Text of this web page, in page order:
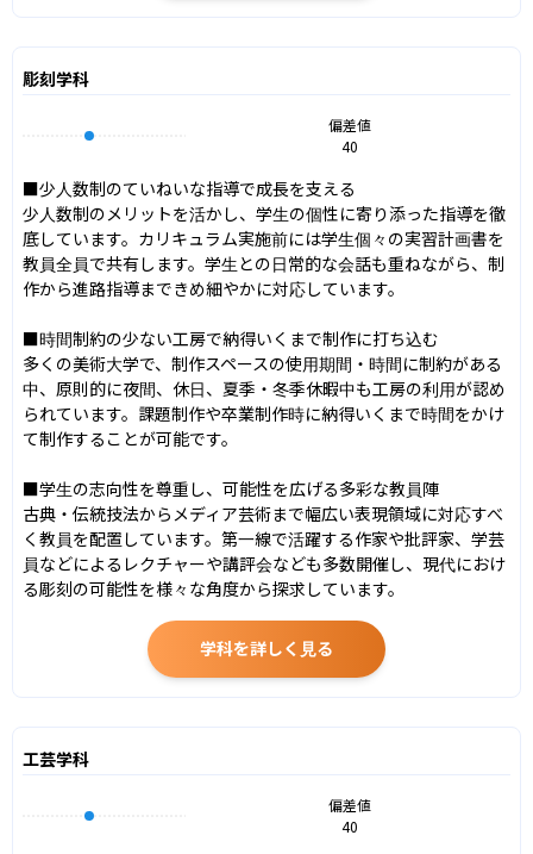
彫刻学科
偏差値
40
■少人数制のていねいな指導で成長を支える
少人数制のメリットを活かし、学生の個性に寄り添った指導を徹
底しています。カリキュラム実施前には学生個々の実習計画書を
教員全員で共有します。学生との日常的な会話も重ねながら、制
作から進路指導まできめ細やかに対応しています。
■時間制約の少ない工房で納得いくまで制作に打ち込む
多くの美術大学で、制作スペースの使用期間・時間に制約がある
中、原則的に夜間、休日、夏季・冬季休暇中も工房の利用が認め
られています。課題制作や卒業制作時に納得いくまで時間をかけ
て制作することが可能です。
■学生の志向性を尊重し、可能性を広げる多彩な教員陣
古典・伝統技法からメディア芸術まで幅広い表現領域に対応すべ
く教員を配置しています。第一線で活躍する作家や批評家、学芸
員などによるレクチャーや講評会なども多数開催し、現代におけ
る彫刻の可能性を様々な角度から探求しています。
学科を詳しく見る
工芸学科
偏差値
40